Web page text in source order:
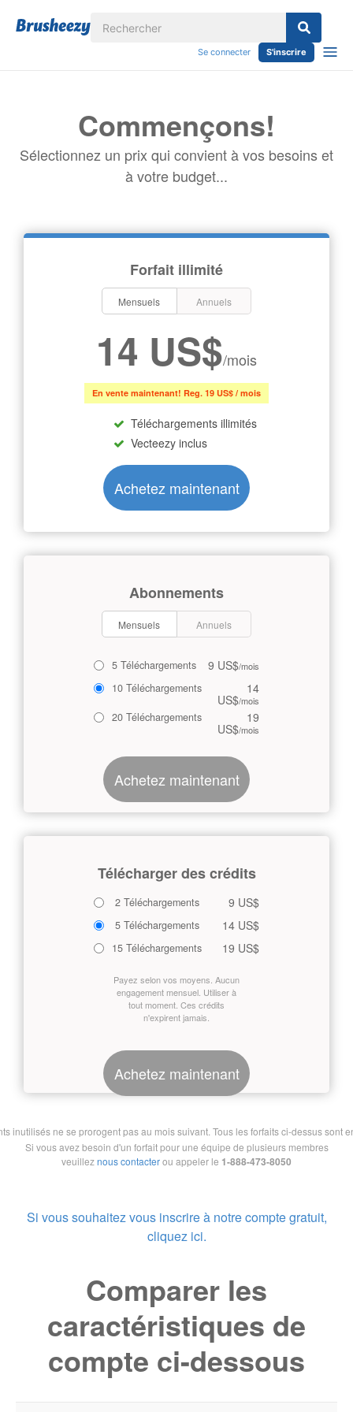
Se connecter S'inscrire
Commençons!
Sélectionnez un prix qui convient à vos besoins et
à votre budget...
Forfait illimité
Mensuels Annuels
14 US$/mois
En vente maintenant! Reg. 19 US$ / mois
Téléchargements illimités
Vecteezy inclus
Achetez maintenant
Abonnements
Mensuels Annuels
5 Téléchargements 9 US$/mois
10 Téléchargements 14
US$/mois
20 Téléchargements 19
US$/mois
Achetez maintenant
Télécharger des crédits
2 Téléchargements 9 US$
5 Téléchargements 14 US$
15 Téléchargements 19 US$
Payez selon vos moyens. Aucun
engagement mensuel. Utiliser à
tout moment. Ces crédits
n'expirent jamais.
Achetez maintenant
inutilisés ne se prorogent pas au mois suivant. Tous les forfaits ci-dessus sont
Si vous avez besoin d'un forfait pour une équipe de plusieurs membres
veuilleznous contacterou appeler le 1-888-473-8050
Si vous souhaitez vous inscrire à notre compte gratuit,
cliquez ici.
Comparer les
caractéristiques de
compte ci-dessous